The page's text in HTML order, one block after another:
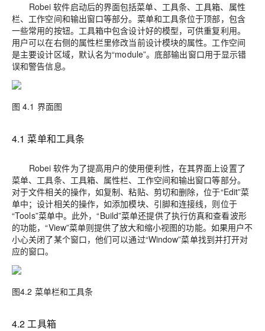
Robei 软件启动后的界面包括菜单、工具条、工具箱、属性
栏、工作空间和输出窗口等部分。菜单和工具条位于顶部，包含
一些常用的按钮。工具箱中包含设计好的模型，可供重复利用。
用户可以在右侧的属性栏里修改当前设计模块的属性。工作空间
是主要设计区域，默认名为“module”。底部输出窗口用于显示错
误和警告信息。
图 4.1 界面图
4.1 菜单和工具条
Robei 软件为了提高用户的使用便利性，在其界面上设置了
菜单、工具条、工具箱、属性栏、工作空间和输出窗口等部分。
对于文件相关的操作，如复制、粘贴、剪切和删除，位于“Edit”菜
单中；设计相关的操作，如添加模块、引脚和连接线，则位于
“Tools”菜单中。此外，“Build”菜单还提供了执行仿真和查看波形
的功能，“View”菜单则提供了放大和缩小视图的功能。如果用户不
小心关闭了某个窗口，他们可以通过“Window”菜单找到并打开对
应的窗口。
图4.2 菜单栏和工具条
4.2 工具箱